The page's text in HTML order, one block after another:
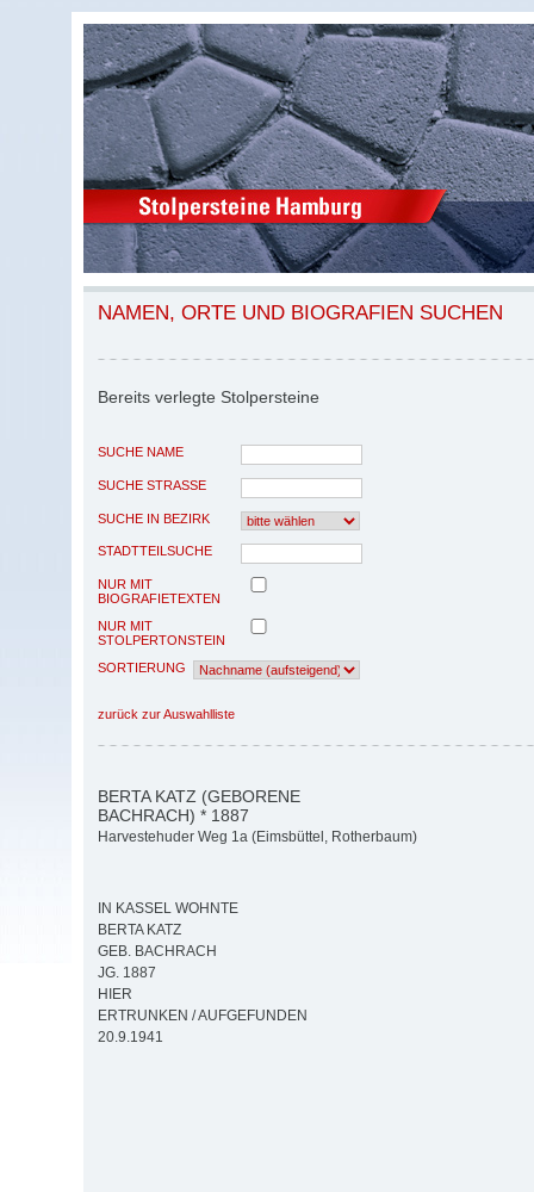
NAMEN, ORTE UND BIOGRAFIEN SUCHEN
Bereits verlegte Stolpersteine
SUCHE NAME
SUCHE STRASSE
SUCHE IN BEZIRK
STADTTEILSUCHE
NUR MIT
BIOGRAFIETEXTEN
NUR MIT
STOLPERTONSTEIN
SORTIERUNG
zurück zur Auswahlliste
BERTA KATZ (GEBORENE
BACHRACH) * 1887
Harvestehuder Weg 1a (Eimsbüttel, Rotherbaum)
IN KASSEL WOHNTE
BERTA KATZ
GEB. BACHRACH
JG. 1887
HIER
ERTRUNKEN / AUFGEFUNDEN
20.9.1941